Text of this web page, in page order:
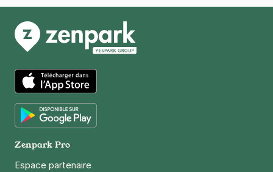
App Store
Zenpark Pro
Espace partenaire